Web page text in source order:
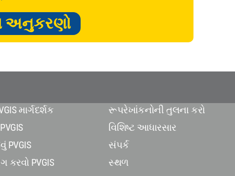
અનુકરણો
માર્ગદર્શક
કરવો PVGIS
રૂપરેખાંકનોની તુલના કરો
વિશિષ્ટ આધારસાર
સંપર્ક
સ્થળ